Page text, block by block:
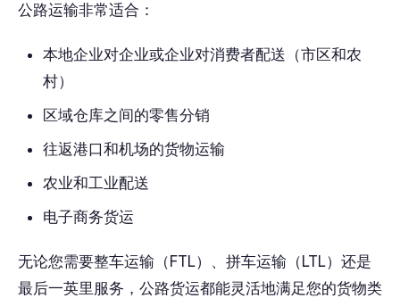
公路运输非常适合：
本地企业对企业或企业对消费者配送（市区和农
村）
区域仓库之间的零售分销
往返港口和机场的货物运输
农业和工业配送
电子商务货运
无论您需要整车运输（FTL）、拼车运输（LTL）还是
最后一英里服务，公路货运都能灵活地满足您的货物类